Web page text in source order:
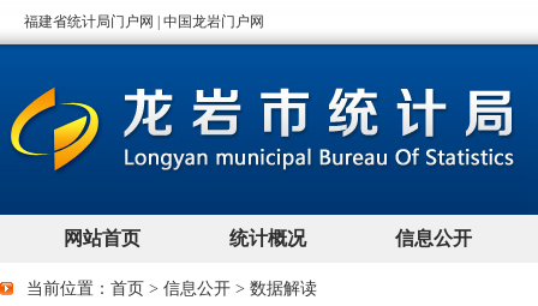
当前位置： 首页 > 信息公开 > 数据解读